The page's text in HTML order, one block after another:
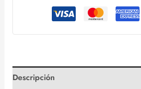
Descripción